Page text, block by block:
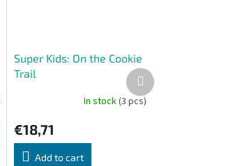
Super Kids: On the Cookie
Trail
In stock(3 pcs)
€18,71
Add to cart
Next
product